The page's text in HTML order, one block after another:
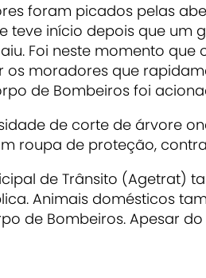
foram picados pelas
teve início depois que um
Foi neste momento
os moradores que
de Bombeiros foi
de corte de árvore
roupa de proteção,
de Trânsito (Agetrat)
Animais domésticos
de Bombeiros. Apesar